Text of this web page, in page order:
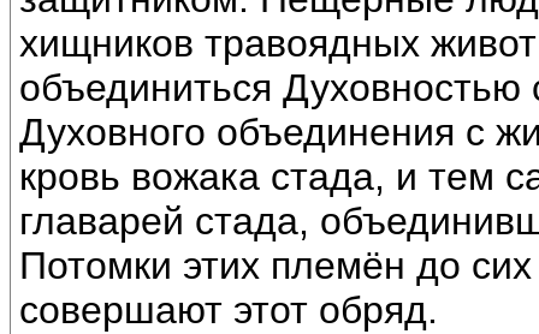
хищников травоядных
объединиться
Духовного объединения с
кровь вожака стада, и тем
главарей стада,
Потомки этих племён до
совершают этот обряд.